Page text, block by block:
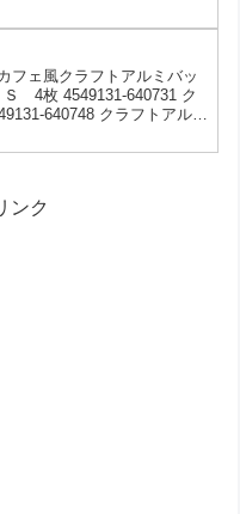
を作ってみませんか？今回
簡単レシピを10選ご紹介し
ーが人気なの？ 価格が安
る 電...
フェ風クラフトアルミバッ
4枚 4549131-640731 ク
640748 クラフトアルミ
ンク